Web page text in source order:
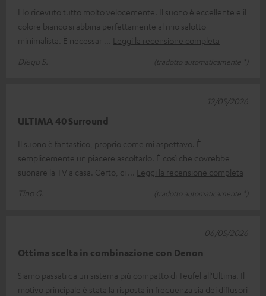
Ho ricevuto tutto molto velocemente. Il suono è eccellente e il
colore bianco si abbina perfettamente al mio salotto
minimalista. È necessar
Leggi la recensione completa
Diego S.
(tradotto automaticamente *)
ULTIMA 40 Surround
Il suono è fantastico, proprio come mi aspettavo. È
semplicemente un piacere ascoltarlo. È così che dovrebbe
suonare la TV a casa. Certo, ci
Leggi la recensione completa
Tino G.
(tradotto automaticamente *)
12/05/2026
Ottima scelta in combinazione con Denon
Siamo passati da un sistema più compatto di Teufel all'Ultima. Il
motivo principale è stata la risposta in frequenza sia dei diffusori
06/05/2026